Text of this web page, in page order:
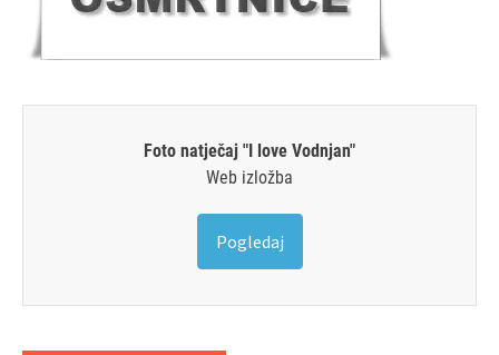
Foto natječaj "I love Vodnjan"
Web izložba
Pogledaj